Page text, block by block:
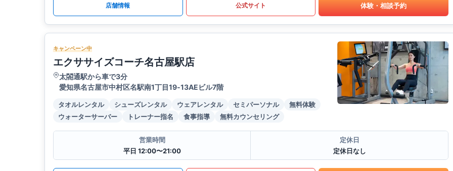
店舗情報 公式サイト 体験・相談予約
キャンペーン中
エクササイズコーチ名古屋駅店
太閤通駅から車で3分
愛知県名古屋市中村区名駅南1丁目19‐13AEビル7階
タオルレンタル シューズレンタル ウェアレンタル セミパーソナル
無料体験
ウォーターサーバー
トレーナー指名 食事指導 無料カウンセリング
営業時間
平日 12:00〜21:00
定休日
定休日なし